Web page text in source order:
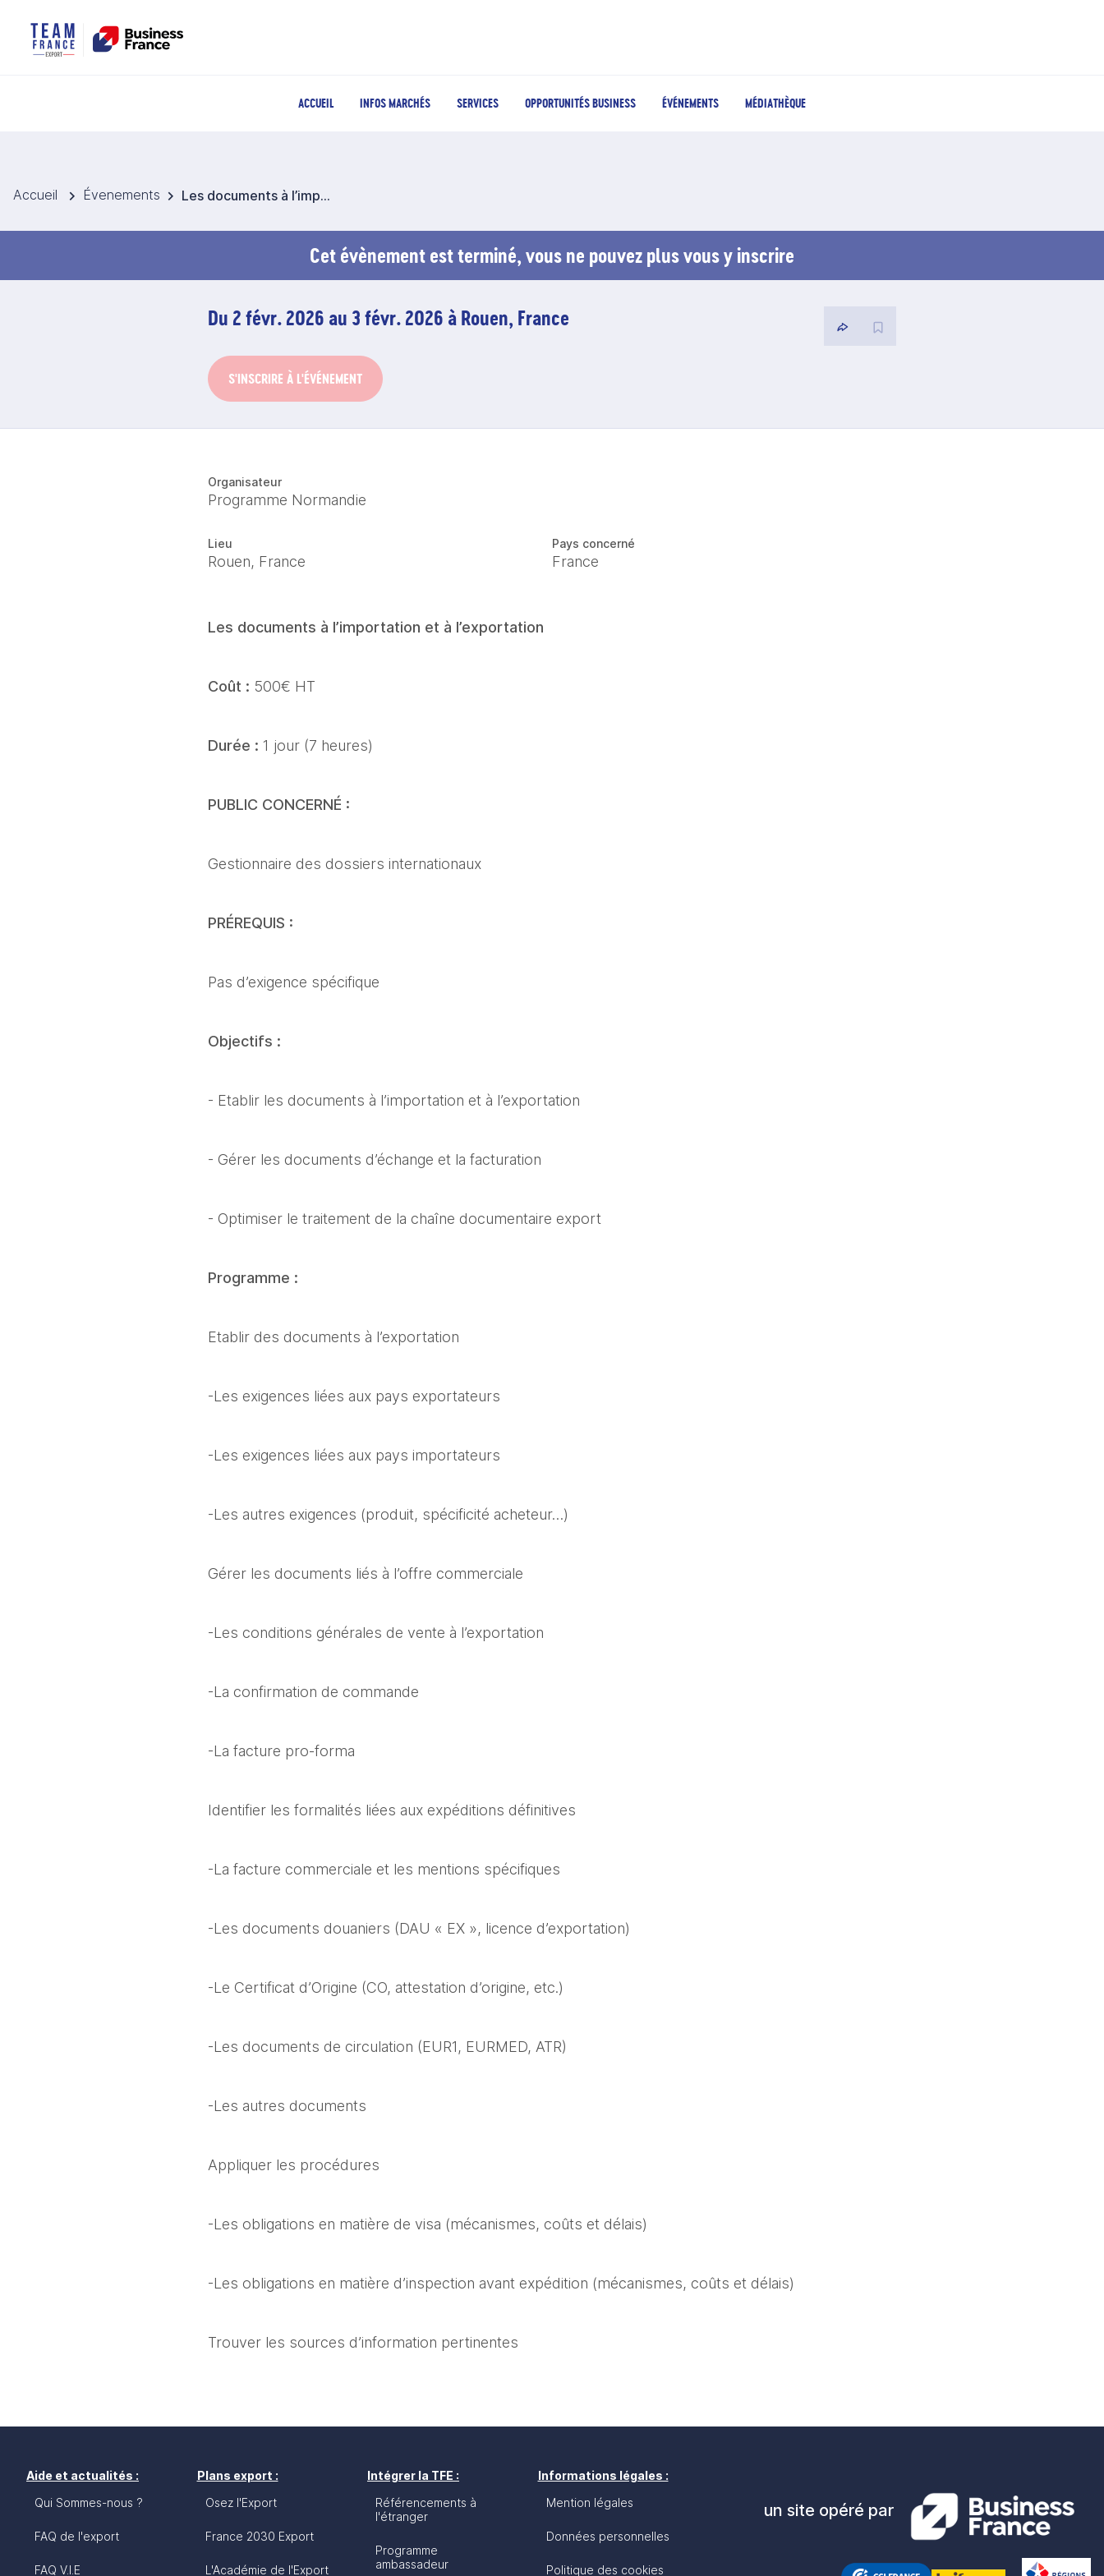
ACCUEIL INFOS MARCHÉS SERVICES OPPORTUNITÉS BUSINESS ÉVÉNEMENTS MÉDIATHÈQUE
Accueil Évenements Les documents à l’importation et à l’exportation
Cet évènement est terminé, vous ne pouvez plus vous y inscrire
Du 2 févr. 2026 au 3 févr. 2026 à Rouen, France
S'INSCRIRE À L'ÉVÉNEMENT
Organisateur
Programme Normandie
Lieu
Rouen, France
Pays concerné
France
Les documents à l’importation et à l’exportation
Coût : 500€ HT
Durée : 1 jour (7 heures)
PUBLIC CONCERNÉ :
Gestionnaire des dossiers internationaux
PRÉREQUIS :
Pas d’exigence spécifique
Objectifs :
- Etablir les documents à l’importation et à l’exportation
- Gérer les documents d’échange et la facturation
- Optimiser le traitement de la chaîne documentaire export
Programme :
Etablir des documents à l’exportation
-Les exigences liées aux pays exportateurs
-Les exigences liées aux pays importateurs
-Les autres exigences (produit, spécificité acheteur…)
Gérer les documents liés à l’offre commerciale
-Les conditions générales de vente à l’exportation
-La confirmation de commande
-La facture pro-forma
Identifier les formalités liées aux expéditions définitives
-La facture commerciale et les mentions spécifiques
-Les documents douaniers (DAU « EX », licence d’exportation)
-Le Certificat d’Origine (CO, attestation d’origine, etc.)
-Les documents de circulation (EUR1, EURMED, ATR)
-Les autres documents
Appliquer les procédures
-Les obligations en matière de visa (mécanismes, coûts et délais)
-Les obligations en matière d’inspection avant expédition (mécanismes, coûts et délais)
Trouver les sources d’information pertinentes
Aide et actualités :
Qui Sommes-nous ?
FAQ de l'export
FAQ V.I.E
Plans export :
Osez l'Export
France 2030 Export
L'Académie de l'Export
Intégrer la TFE :
Référencements à
l'étranger
Programme
ambassadeur
Informations légales :
Mention légales
Données personnelles
Politique des cookies
un site opéré par